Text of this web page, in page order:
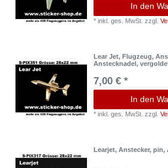
In den
*inkl. ges. MwSt. zzgl.
Lear Jet, Flugzeug,
Anstecknadel,
7,00 € *
In den
*inkl. ges. MwSt. zzgl.
Learjet, Anstecker,